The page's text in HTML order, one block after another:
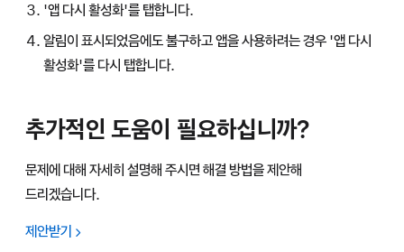
'앱 다시 활성화'를 탭합니다.
알림이 표시되었음에도 불구하고 앱을 사용하려는 경우 '앱 다시
활성화'를 다시 탭합니다.
추가적인 도움이 필요하십니까?
문제에 대해 자세히 설명해 주시면 해결 방법을 제안해
드리겠습니다.
제안받기